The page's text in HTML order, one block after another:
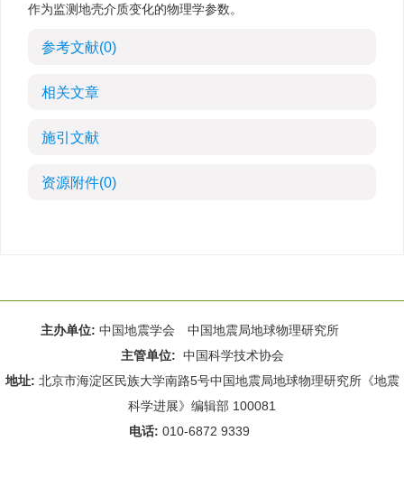
作为监测地壳介质变化的物理学参数。
参考文献(0)
相关文章
施引文献
资源附件(0)
主办单位: 中国地震学会 中国地震局地球物理研究所
主管单位: 中国科学技术协会
地址: 北京市海淀区民族大学南路5号中国地震局地球物理研究所《地震
科学进展》编辑部 100081
电话: 010-6872 9339